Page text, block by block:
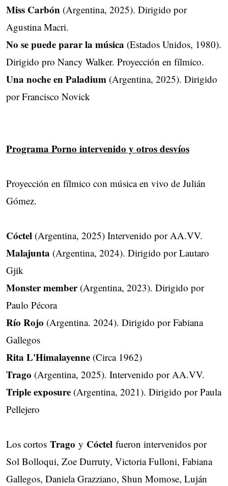
Miss Carbón (Argentina, 2025). Dirigido por
Agustina Macri.
No se puede parar la música (Estados Unidos, 1980).
Dirigido pro Nancy Walker. Proyección en fílmico.
Una noche en Paladium (Argentina, 2025). Dirigido
por Francisco Novick
Programa Porno intervenido y otros desvíos
Proyección en fílmico con música en vivo de Julián
Gómez.
Cóctel (Argentina, 2025) Intervenido por AA.VV.
Malajunta (Argentina, 2024). Dirigido por Lautaro
Gjik
Monster member (Argentina, 2023). Dirigido por
Paulo Pécora
Río Rojo (Argentina. 2024). Dirigido por Fabiana
Gallegos
Rita L'Himalayenne (Circa 1962)
Trago (Argentina, 2025). Intervenido por AA.VV.
Triple exposure (Argentina, 2021). Dirigido por Paula
Pellejero
Los cortos Trago y Cóctel fueron intervenidos por
Sol Bolloqui, Zoe Durruty, Victoria Fulloni, Fabiana
Gallegos, Daniela Grazziano, Shun Momose, Luján